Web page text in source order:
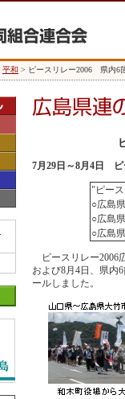
平和 > ピースリレー2006 県内6
7月29日～8月4日 ピ
"ピー
○広島
○広島
○広島
ピースリレー2006
および8月4日、県内
ールしました。